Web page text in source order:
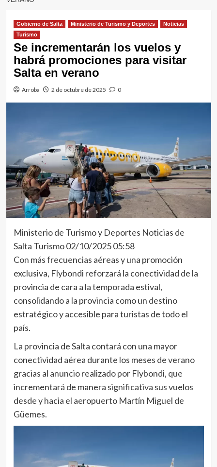
Gobierno de Salta Ministerio de Turismo y Deportes
Noticias
Turismo
Se incrementarán los vuelos y
habrá promociones para visitar
Salta en verano
Arroba 2 de octubre de 2025 0
Ministerio de Turismo y Deportes Noticias de
Salta Turismo 02/10/2025 05:58
Con más frecuencias aéreas y una promoción
exclusiva, Flybondi reforzará la conectividad de la
provincia de cara a la temporada estival,
consolidando a la provincia como un destino
estratégico y accesible para turistas de todo el
país.
La provincia de Salta contará con una mayor
conectividad aérea durante los meses de verano
gracias al anuncio realizado por Flybondi, que
incrementará de manera significativa sus vuelos
desde y hacia el aeropuerto Martín Miguel de
Güemes.